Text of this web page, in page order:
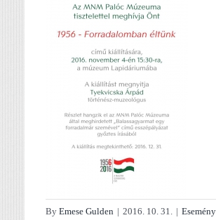
By Emese Gulden | 2016. 10. 31. |